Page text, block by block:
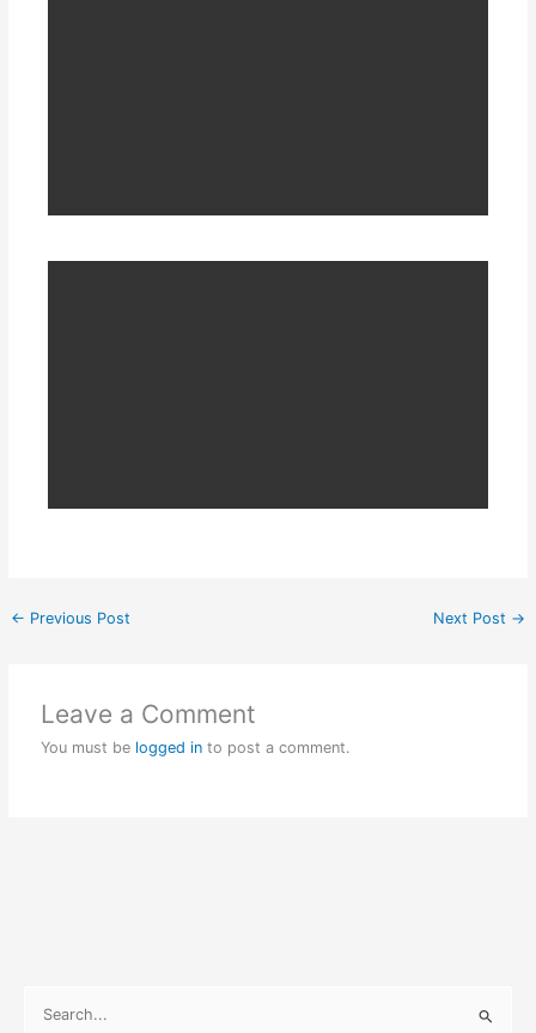
← Previous Post Next Post →
Leave a Comment
You must be logged in to post a comment.